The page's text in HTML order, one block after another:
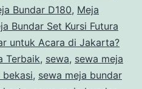
Acara
di
Jakarta?
Sewa
Bundar D180, Meja
Bundar Set Kursi Futura
untuk Acara di Jakarta?
Terbaik, sewa, sewa meja
bekasi, sewa meja bundar